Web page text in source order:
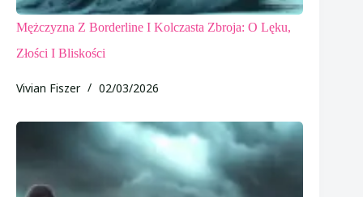
Mężczyzna Z Borderline I Kolczasta Zbroja: O Lęku,
Złości I Bliskości
Vivian Fiszer 02/03/2026